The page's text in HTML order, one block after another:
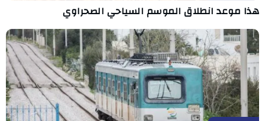
هذا موعد انطلاق الموسم السياحي الصحراوي